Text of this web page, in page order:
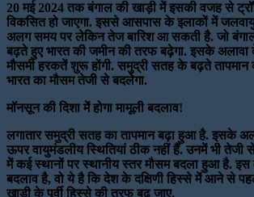
20 मई 2024 तक बंगाल की खाड़ी में इसकी वजह से
विकसित हो जाएगा. इससे आसपास के इलाकों में जलवायु
अलग समय पर लेकिन तेज बारिश आ सकती है. जो
बढ़ते हुए भारत की जमीन की तरफ बढ़ेगा. इसके अलावा
मौसमी हरकतें शुरू होंगी. समुद्री सतह के बढ़ते तापमान
भारत का मौसम तेजी से बदलेगा.
मॉनसून की दिशा में होगा मामूली बदलाव!
लगातार समुद्री सतह का तापमान बढ़ा हुआ है. इसके
ऊपर वायुमंडलीय स्थितियां ठीक नहीं हैं. उनमें भी तेजी
में कई स्थानों पर स्थानीय स्तर मौसम बदला हुआ है. इस
बदलाव है, वो ये है कि देश के दक्षिणी हिस्से में आने से
खाड़ी के पूर्वी हिस्से की तरफ बढ़ जाए.